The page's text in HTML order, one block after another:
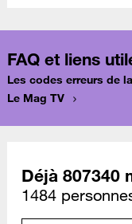
FAQ et liens
Les codes erreurs de
Le Mag TV
Déjà 807340
1484